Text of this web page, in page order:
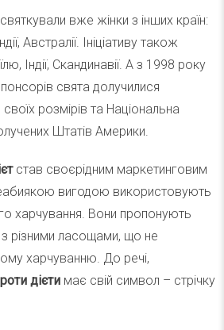
вже жінки з інших країн:
Австралії. Ініціативу також
Індії, Скандинавії. А з 1998 року
свята долучилися
розмірів та Національна
Штатів Америки.
став своєрідним маркетинговим
вигодою використовують
харчування. Вони пропонують
різними ласощами, що не
харчуванню. До речі,
дієти має свій символ – стрічку